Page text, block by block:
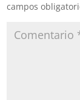
campos